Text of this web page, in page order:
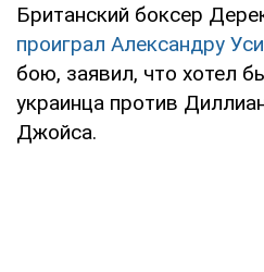
Британский боксер
проиграл Александру
бою, заявил, что хотел
украинца против
Джойса.